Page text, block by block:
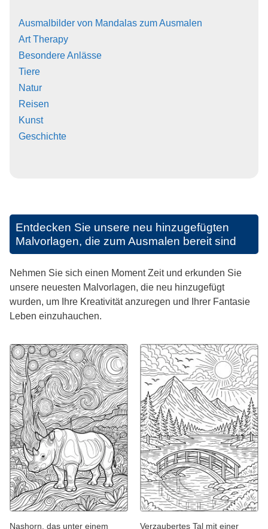
Ausmalbilder von Mandalas zum Ausmalen
Art Therapy
Besondere Anlässe
Tiere
Natur
Reisen
Kunst
Geschichte
Entdecken Sie unsere neu hinzugefügten
Malvorlagen, die zum Ausmalen bereit sind
Nehmen Sie sich einen Moment Zeit und erkunden Sie
unsere neuesten Malvorlagen, die neu hinzugefügt
wurden, um Ihre Kreativität anzuregen und Ihrer Fantasie
Leben einzuhauchen.
Nashorn, das unter einem Verzaubertes Tal mit einer